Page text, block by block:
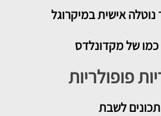
נוטלה אישית במיקרוגל
של מקדונלדס
פופולריות
לשבת